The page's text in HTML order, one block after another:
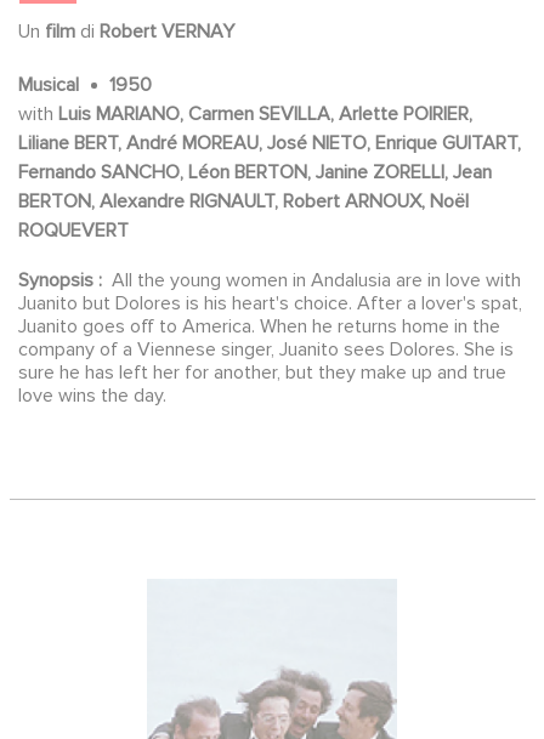
Un film di Robert VERNAY
Musical
1950
with Luis MARIANO, Carmen SEVILLA, Arlette POIRIER,
Liliane BERT, André MOREAU, José NIETO, Enrique GUITART,
Fernando SANCHO, Léon BERTON, Janine ZORELLI, Jean
BERTON, Alexandre RIGNAULT, Robert ARNOUX, Noël
ROQUEVERT
Synopsis : All the young women in Andalusia are in love with
Juanito but Dolores is his heart's choice. After a lover's spat,
Juanito goes off to America. When he returns home in the
company of a Viennese singer, Juanito sees Dolores. She is
sure he has left her for another, but they make up and true
love wins the day.